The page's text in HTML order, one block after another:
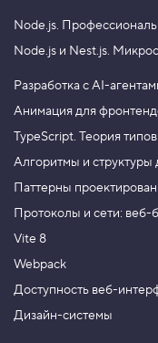
Node.js.
Node.js и Nest.js.
Разработка с AI-
Анимация для
TypeScript. Теория типов
Алгоритмы и структуры
Паттерны
Протоколы и сети: веб-
Vite 8
Webpack
Доступность веб-
Дизайн-системы